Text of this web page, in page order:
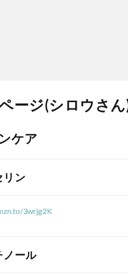
ージ(シロウさ
ケア
リン
3wrjg2K
ノール